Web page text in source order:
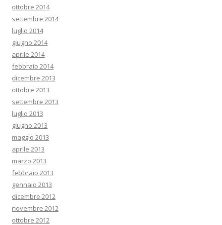
ottobre 2014
settembre 2014
luglio 2014
giugno 2014
aprile 2014
febbraio 2014
dicembre 2013
ottobre 2013
settembre 2013
luglio 2013
giugno 2013
maggio 2013
aprile 2013
marzo 2013
febbraio 2013
gennaio 2013
dicembre 2012
novembre 2012
ottobre 2012